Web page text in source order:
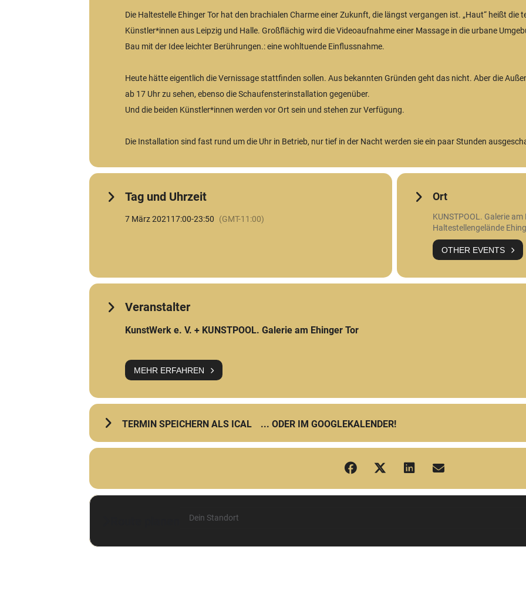
Die Haltestelle Ehinger Tor hat den brachialen Charme einer Zukunft, die längst vergangen ist. „Haut“ heißt
Künstler*innen aus Leipzig und Halle. Großflächig wird die Videoaufnahme einer Massage in die urbane
Bau mit der Idee leichter Berührungen.: eine wohltuende Einflussnahme.
Heute hätte eigentlich die Vernissage stattfinden sollen. Aus bekannten Gründen geht das nicht. Aber die
ab 17 Uhr zu sehen, ebenso die Schaufensterinstallation gegenüber.
Und die beiden Künstler*innen werden vor Ort sein und stehen zur Verfügung.
Die Installation sind fast rund um die Uhr in Betrieb, nur tief in der Nacht werden sie ein paar Stunden
Tag und Uhrzeit
7 März 2021 17:00-23:50 (GMT-11:00)
Ort
KUNSTPOOL. Galerie am
Haltestellengelände
OTHER EVENTS
Veranstalter
KunstWerk e. V. + KUNSTPOOL. Galerie am Ehinger Tor
MEHR ERFAHREN
TERMIN SPEICHERN ALS ICAL ... ODER IM GOOGLEKALENDER!
Address - statt Vernissage: Beginn "Haut" (Lukas Pfalzer und Susanne Hopmann) [RiPWW4lJA]